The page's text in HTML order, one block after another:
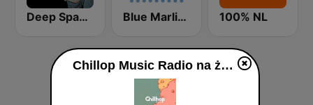
Deep Space Chill Blue Marlin Ibiza Radio 100% NL
Chillop Music Radio na żywo